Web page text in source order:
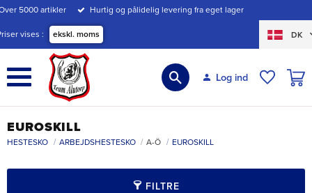
Menu
5000 artikler Hurtig og pålidelig levering fra eget lager
vises ekskl. moms DK
Log ind
EUROSKILL
HESTESKO ARBEJDSHESTESKO A-Ö EUROSKILL
FILTRE